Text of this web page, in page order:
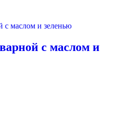
с маслом и